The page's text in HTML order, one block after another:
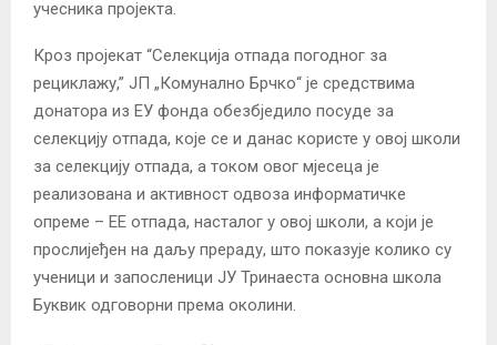
учесника пројекта.
Кроз пројекат “Селекција отпада погодног за
рециклажу,” ЈП „Комунално Брчко“ је средствима
донатора из ЕУ фонда обезбједило посуде за
селекцију отпада, које се и данас користе у овој школи
за селекцију отпада, а током овог мјесеца је
реализована и активност одвоза информатичке
опреме – ЕЕ отпада, насталог у овој школи, а који је
прослијеђен на даљу прераду, што показује колико су
ученици и запосленици ЈУ Тринаеста основна школа
Буквик одговорни према околини.